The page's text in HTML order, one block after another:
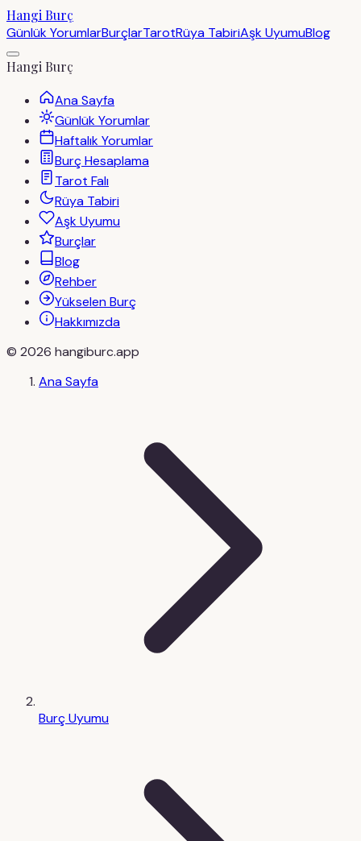
Hangi Burç
Günlük YorumlarBurçlarTarotRüya TabiriAşk UyumuBlog
Hangi Burç
Ana Sayfa
Günlük Yorumlar
Haftalık Yorumlar
Burç Hesaplama
Tarot Falı
Rüya Tabiri
Aşk Uyumu
Burçlar
Blog
Rehber
Yükselen Burç
Hakkımızda
© 2026 hangiburc.app
Ana Sayfa
Burç Uyumu